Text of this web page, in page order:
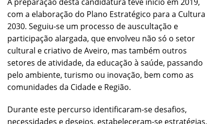
com a elaboração do Plano Estratégico para a Cultura
2030. Seguiu-se um processo de auscultação e
participação alargada, que envolveu não só o setor
cultural e criativo de Aveiro, mas também outros
setores de atividade, da educação à saúde, passando
pelo ambiente, turismo ou inovação, bem como as
comunidades da Cidade e Região.
Durante este percurso identificaram-se desafios,
necessidades e desejos, estabeleceram-se estratégias,